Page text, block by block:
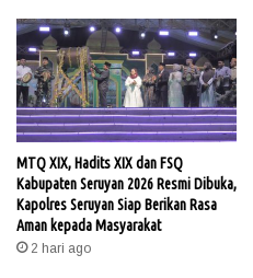
MTQ XIX, Hadits XIX dan FSQ
Kabupaten Seruyan 2026 Resmi Dibuka,
Kapolres Seruyan Siap Berikan Rasa
Aman kepada Masyarakat
2 hari ago